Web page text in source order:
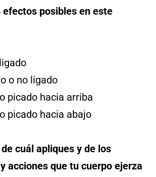
efectos posibles en este
o no ligado
picado hacia arriba
picado hacia abajo
cuál apliques y de los
acciones que tu cuerpo ejerza